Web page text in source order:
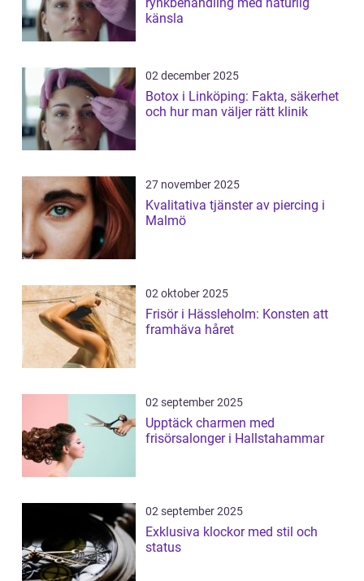
rynkbehandling med naturlig
känsla
02 december 2025
Botox i Linköping: Fakta, säkerhet
och hur man väljer rätt klinik
27 november 2025
Kvalitativa tjänster av piercing i
Malmö
02 oktober 2025
Frisör i Hässleholm: Konsten att
framhäva håret
02 september 2025
Upptäck charmen med
frisörsalonger i Hallstahammar
02 september 2025
Exklusiva klockor med stil och
status